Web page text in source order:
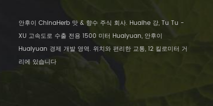
안후이 ChinaHerb 맛 & 향수 주식 회사. Huaihe 강, Tu Tu -
XU 고속도로 수출 전용 1500 미터 Huaiyuan, 안후이
Huaiyuan 경제 개발 영역. 위치와 편리한 교통, 12 킬로미터 거
리에 있습니다